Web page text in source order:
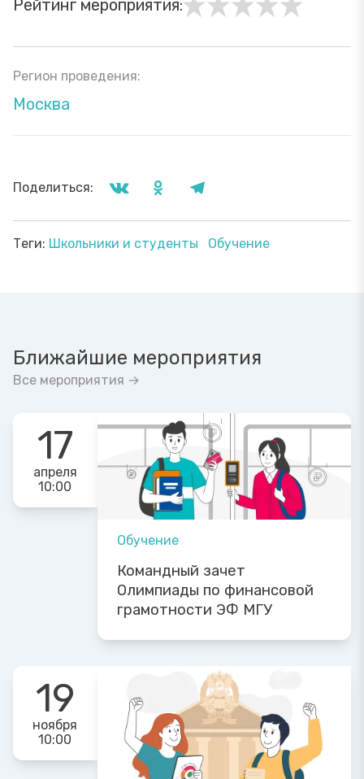
Рейтинг мероприятия:
Регион проведения:
Москва
Поделиться:
Теги: Школьники и студенты Обучение
Ближайшие мероприятия
Все мероприятия →
17
апреля
10:00
Обучение
Командный зачет
Олимпиады по финансовой
грамотности ЭФ МГУ
19
ноября
10:00